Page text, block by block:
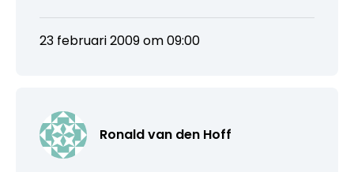
23 februari 2009 om 09:00
Ronald van den Hoff